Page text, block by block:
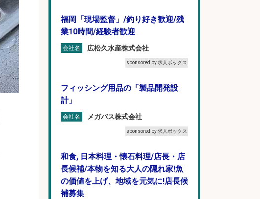
福岡「現場監督」/釣り好き歓迎/残
業10時間/経験者歓迎
会社名 広松久水産株式会社
sponsored by 求人ボックス
フィッシング用品の「製品開発設
計」
会社名 メガバス株式会社
sponsored by 求人ボックス
和食, 日本料理・懐石料理/店長・店
長候補/本物を知る大人の隠れ家!魚
の価値を上げ、地域を元気に!店長候
補募集